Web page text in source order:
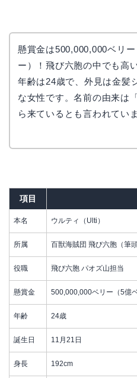
懸賞金は500,000,000ベリー
ー）！飛び六胞の中でも高
年齢は24歳で、外見は金髪
な女性です。名前の由来は
ら来ているとも言われていま
項目
本名 ウルティ（Ulti）
所属 百獣海賊団 飛び六胞（筆頭
役職 飛び六胞 パオズ山担当
懸賞金 500,000,000ベリー（5億ベ
年齢 24歳
誕生日 11月21日
身長 192cm